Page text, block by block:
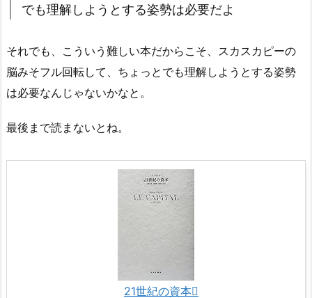
でも理解しようとする姿勢は必要だよ
それでも、こういう難しい本だからこそ、スカスカピーの
脳みそフル回転して、ちょっとでも理解しようとする姿勢
は必要なんじゃないかなと。
最後まで読まないとね。
21世紀の資本